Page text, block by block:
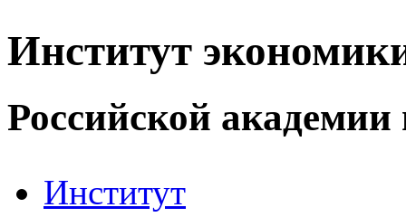
Институт
Российской академии
Институт